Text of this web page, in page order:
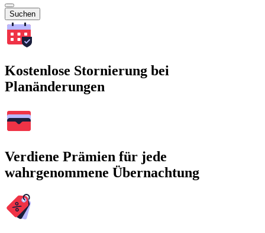
Suchen
Kostenlose Stornierung bei
Planänderungen
Verdiene Prämien für jede
wahrgenommene Übernachtung